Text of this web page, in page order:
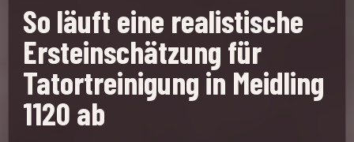
So läuft eine realistische
Ersteinschätzung für
Tatortreinigung in Meidling
1120 ab